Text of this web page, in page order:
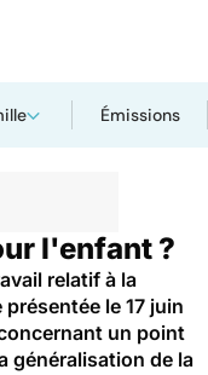
Émissions
l'enfant ?
relatif à la
le 17 juin
un point
généralisation de la